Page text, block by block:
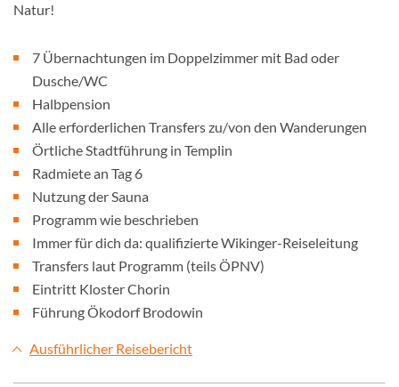
Natur!
7 Übernachtungen im Doppelzimmer mit Bad oder
Dusche/WC
Halbpension
Alle erforderlichen Transfers zu/von den Wanderungen
Örtliche Stadtführung in Templin
Radmiete an Tag 6
Nutzung der Sauna
Programm wie beschrieben
Immer für dich da: qualifizierte Wikinger-Reiseleitung
Transfers laut Programm (teils ÖPNV)
Eintritt Kloster Chorin
Führung Ökodorf Brodowin
Ausführlicher Reisebericht